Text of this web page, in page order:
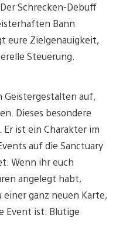
Schrecken-Debuff
Bann
eure Zielgenauigkeit,
Steuerung.
Geistergestalten auf,
Dieses besondere
ist ein Charakter im
auf die Sanctuary
Wenn ihr euch
angelegt habt,
ganz neuen Karte,
Event ist: Blutige